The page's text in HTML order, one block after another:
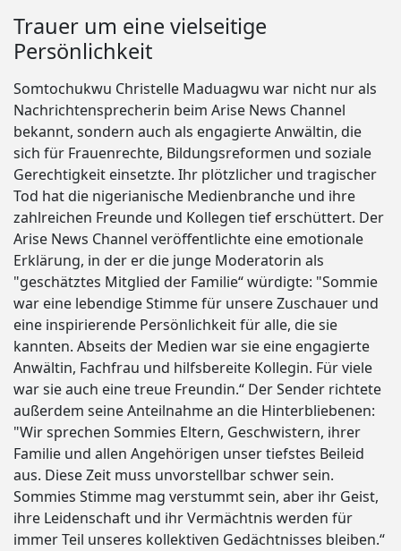
Trauer um eine vielseitige
Persönlichkeit
Somtochukwu Christelle Maduagwu war nicht nur als
Nachrichtensprecherin beim Arise News Channel
bekannt, sondern auch als engagierte Anwältin, die
sich für Frauenrechte, Bildungsreformen und soziale
Gerechtigkeit einsetzte. Ihr plötzlicher und tragischer
Tod hat die nigerianische Medienbranche und ihre
zahlreichen Freunde und Kollegen tief erschüttert. Der
Arise News Channel veröffentlichte eine emotionale
Erklärung, in der er die junge Moderatorin als
"geschätztes Mitglied der Familie“ würdigte: "Sommie
war eine lebendige Stimme für unsere Zuschauer und
eine inspirierende Persönlichkeit für alle, die sie
kannten. Abseits der Medien war sie eine engagierte
Anwältin, Fachfrau und hilfsbereite Kollegin. Für viele
war sie auch eine treue Freundin.“ Der Sender richtete
außerdem seine Anteilnahme an die Hinterbliebenen:
"Wir sprechen Sommies Eltern, Geschwistern, ihrer
Familie und allen Angehörigen unser tiefstes Beileid
aus. Diese Zeit muss unvorstellbar schwer sein.
Sommies Stimme mag verstummt sein, aber ihr Geist,
ihre Leidenschaft und ihr Vermächtnis werden für
immer Teil unseres kollektiven Gedächtnisses bleiben.“